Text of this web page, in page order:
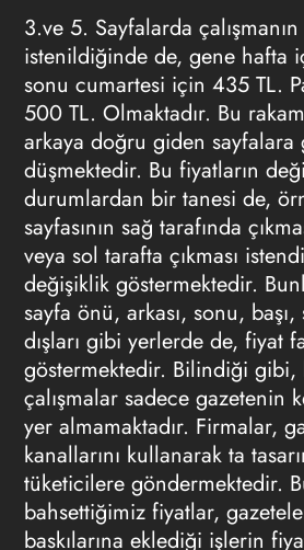
3.ve 5. Sayfalarda çalışmanın
istenildiğinde de, gene hafta
sonu cumartesi için 435 TL.
500 TL. Olmaktadır. Bu
arkaya doğru giden sayfalara
düşmektedir. Bu fiyatların
durumlardan bir tanesi de,
sayfasının sağ tarafında
veya sol tarafta çıkması
değişiklik göstermektedir.
sayfa önü, arkası, sonu,
dışları gibi yerlerde de, fiyat
göstermektedir. Bilindiği gibi,
çalışmalar sadece gazetenin
yer almamaktadır. Firmalar,
kanallarını kullanarak ta
tüketicilere göndermektedir.
bahsettiğimiz fiyatlar,
baskılarına eklediği işlerin